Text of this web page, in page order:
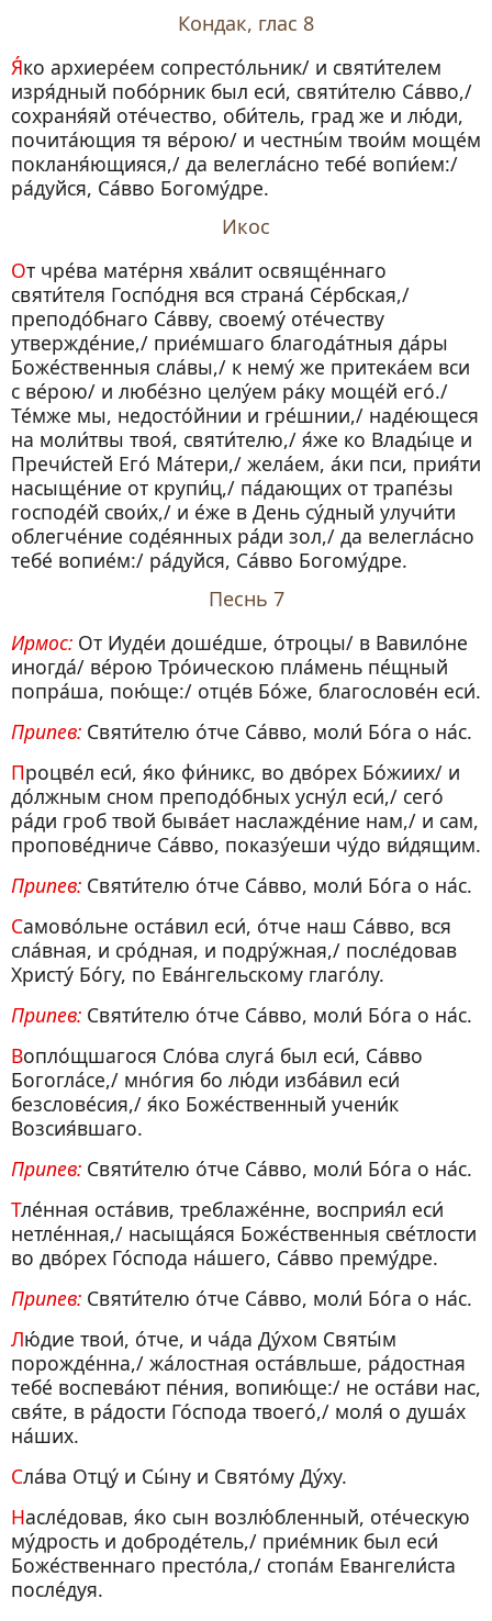
Кондак, глас 8
Я́ко архиере́ем сопресто́льник/ и святи́телем
изря́дный побо́рник был еси́, святи́телю Са́вво,/
сохраня́яй оте́чество, оби́тель, град же и лю́ди,
почита́ющия тя ве́рою/ и честны́м твои́м моще́м
покланя́ющияся,/ да велегла́сно тебе́ вопи́ем:/
ра́дуйся, Са́вво Богому́дре.
Икос
От чре́ва мате́рня хва́лит освяще́ннаго
святи́теля Госпо́дня вся страна́ Се́рбская,/
преподо́бнаго Са́вву, своему́ оте́честву
утвержде́ние,/ прие́мшаго благода́тныя да́ры
Боже́ственныя сла́вы,/ к нему́ же притека́ем вси
с ве́рою/ и любе́зно целу́ем ра́ку моще́й его́./
Те́мже мы, недосто́йнии и гре́шнии,/ наде́ющеся
на моли́твы твоя́, святи́телю,/ я́же ко Влады́це и
Пречи́стей Его́ Ма́тери,/ жела́ем, а́ки пси, прия́ти
насыще́ние от крупи́ц,/ па́дающих от трапе́зы
господе́й свои́х,/ и е́же в День су́дный улучи́ти
облегче́ние соде́янных ра́ди зол,/ да велегла́сно
тебе́ вопие́м:/ ра́дуйся, Са́вво Богому́дре.
Песнь 7
Ирмос: От Иуде́и доше́дше, о́троцы/ в Вавило́не
иногда́/ ве́рою Тро́ическою пла́мень пе́щный
попра́ша, пою́ще:/ отце́в Бо́же, благослове́н еси́.
Припев: Святи́телю о́тче Са́вво, моли́ Бо́га о на́с.
Процве́л еси́, я́ко фи́никс, во дво́рех Бо́жиих/ и
до́лжным сном преподо́бных усну́л еси́,/ сего́
ра́ди гроб твой быва́ет наслажде́ние нам,/ и сам,
пропове́дниче Са́вво, показу́еши чу́до ви́дящим.
Припев: Святи́телю о́тче Са́вво, моли́ Бо́га о на́с.
Самово́льне оста́вил еси́, о́тче наш Са́вво, вся
сла́вная, и сро́дная, и подру́жная,/ после́довав
Христу́ Бо́гу, по Ева́нгельскому глаго́лу.
Припев: Святи́телю о́тче Са́вво, моли́ Бо́га о на́с.
Вопло́щшагося Сло́ва слуга́ был еси́, Са́вво
Богогла́се,/ мно́гия бо лю́ди изба́вил еси́
безслове́сия,/ я́ко Боже́ственный учени́к
Возсия́вшаго.
Припев: Святи́телю о́тче Са́вво, моли́ Бо́га о на́с.
Тле́нная оста́вив, треблаже́нне, восприя́л еси́
нетле́нная,/ насыща́яся Боже́ственныя све́тлости
во дво́рех Го́спода на́шего, Са́вво прему́дре.
Припев: Святи́телю о́тче Са́вво, моли́ Бо́га о на́с.
Лю́дие твои́, о́тче, и ча́да Ду́хом Святы́м
порожде́нна,/ жа́лостная оста́вльше, ра́достная
тебе́ воспева́ют пе́ния, вопию́ще:/ не оста́ви нас,
свя́те, в ра́дости Го́спода твоего́,/ моля́ о душа́х
на́ших.
Сла́ва Отцу́ и Сы́ну и Свято́му Ду́ху.
Насле́довав, я́ко сын возлю́бленный, оте́ческую
му́дрость и доброде́тель,/ прие́мник был еси́
Боже́ственнаго престо́ла,/ стопа́м Евангели́ста
после́дуя.